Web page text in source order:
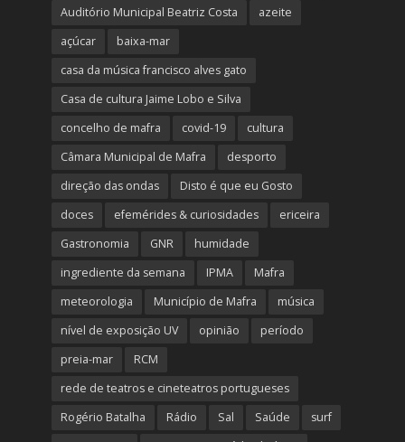
Auditório Municipal Beatriz Costa
azeite
açúcar
baixa-mar
casa da música francisco alves gato
Casa de cultura Jaime Lobo e Silva
concelho de mafra
covid-19
cultura
Câmara Municipal de Mafra
desporto
direção das ondas
Disto é que eu Gosto
doces
efemérides & curiosidades
ericeira
Gastronomia
GNR
humidade
ingrediente da semana
IPMA
Mafra
meteorologia
Município de Mafra
música
nível de exposição UV
opinião
período
preia-mar
RCM
rede de teatros e cineteatros portugueses
Rogério Batalha
Rádio Sal Saúde
surf